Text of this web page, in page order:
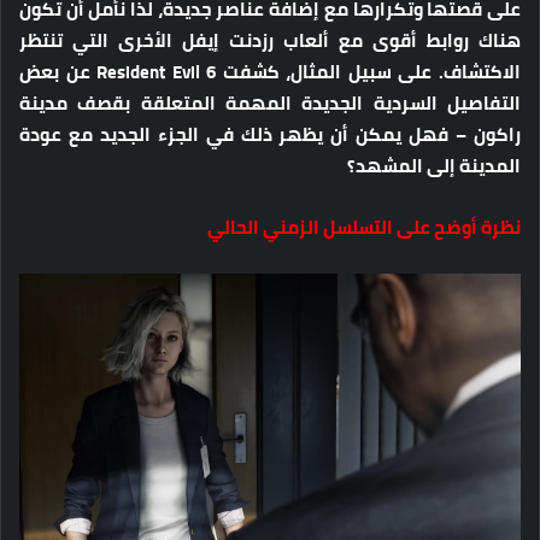
على قصتها وتكرارها مع إضافة عناصر جديدة، لذا نأمل أن تكون
هناك روابط أقوى مع ألعاب رزدنت إيفل الأخرى التي تنتظر
الاكتشاف. على سبيل المثال، كشفت Resident Evil 6 عن بعض
التفاصيل السردية الجديدة المهمة المتعلقة بقصف مدينة
راكون – فهل يمكن أن يظهر ذلك في الجزء الجديد مع عودة
المدينة إلى المشهد؟
نظرة أوضح على التسلسل الزمني الحالي